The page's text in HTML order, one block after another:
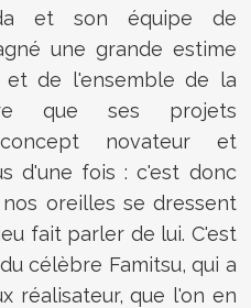
et son équipe de
une grande estime
de l'ensemble de la
que ses projets
novateur et
d'une fois : c'est donc
oreilles se dressent
fait parler de lui. C'est
célèbre Famitsu, qui a
réalisateur, que l'on en